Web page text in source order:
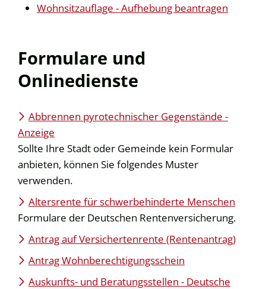
Wohnsitzauflage - Aufhebung beantragen
Formulare und
Onlinedienste
Abbrennen pyrotechnischer Gegenstände -
Anzeige
Sollte Ihre Stadt oder Gemeinde kein Formular
anbieten, können Sie folgendes Muster
verwenden.
Altersrente für schwerbehinderte Menschen
Formulare der Deutschen Rentenversicherung.
Antrag auf Versichertenrente (Rentenantrag)
Antrag Wohnberechtigungsschein
Auskunfts- und Beratungsstellen - Deutsche